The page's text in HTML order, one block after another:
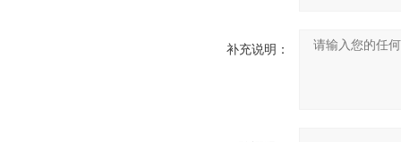
补充说明：